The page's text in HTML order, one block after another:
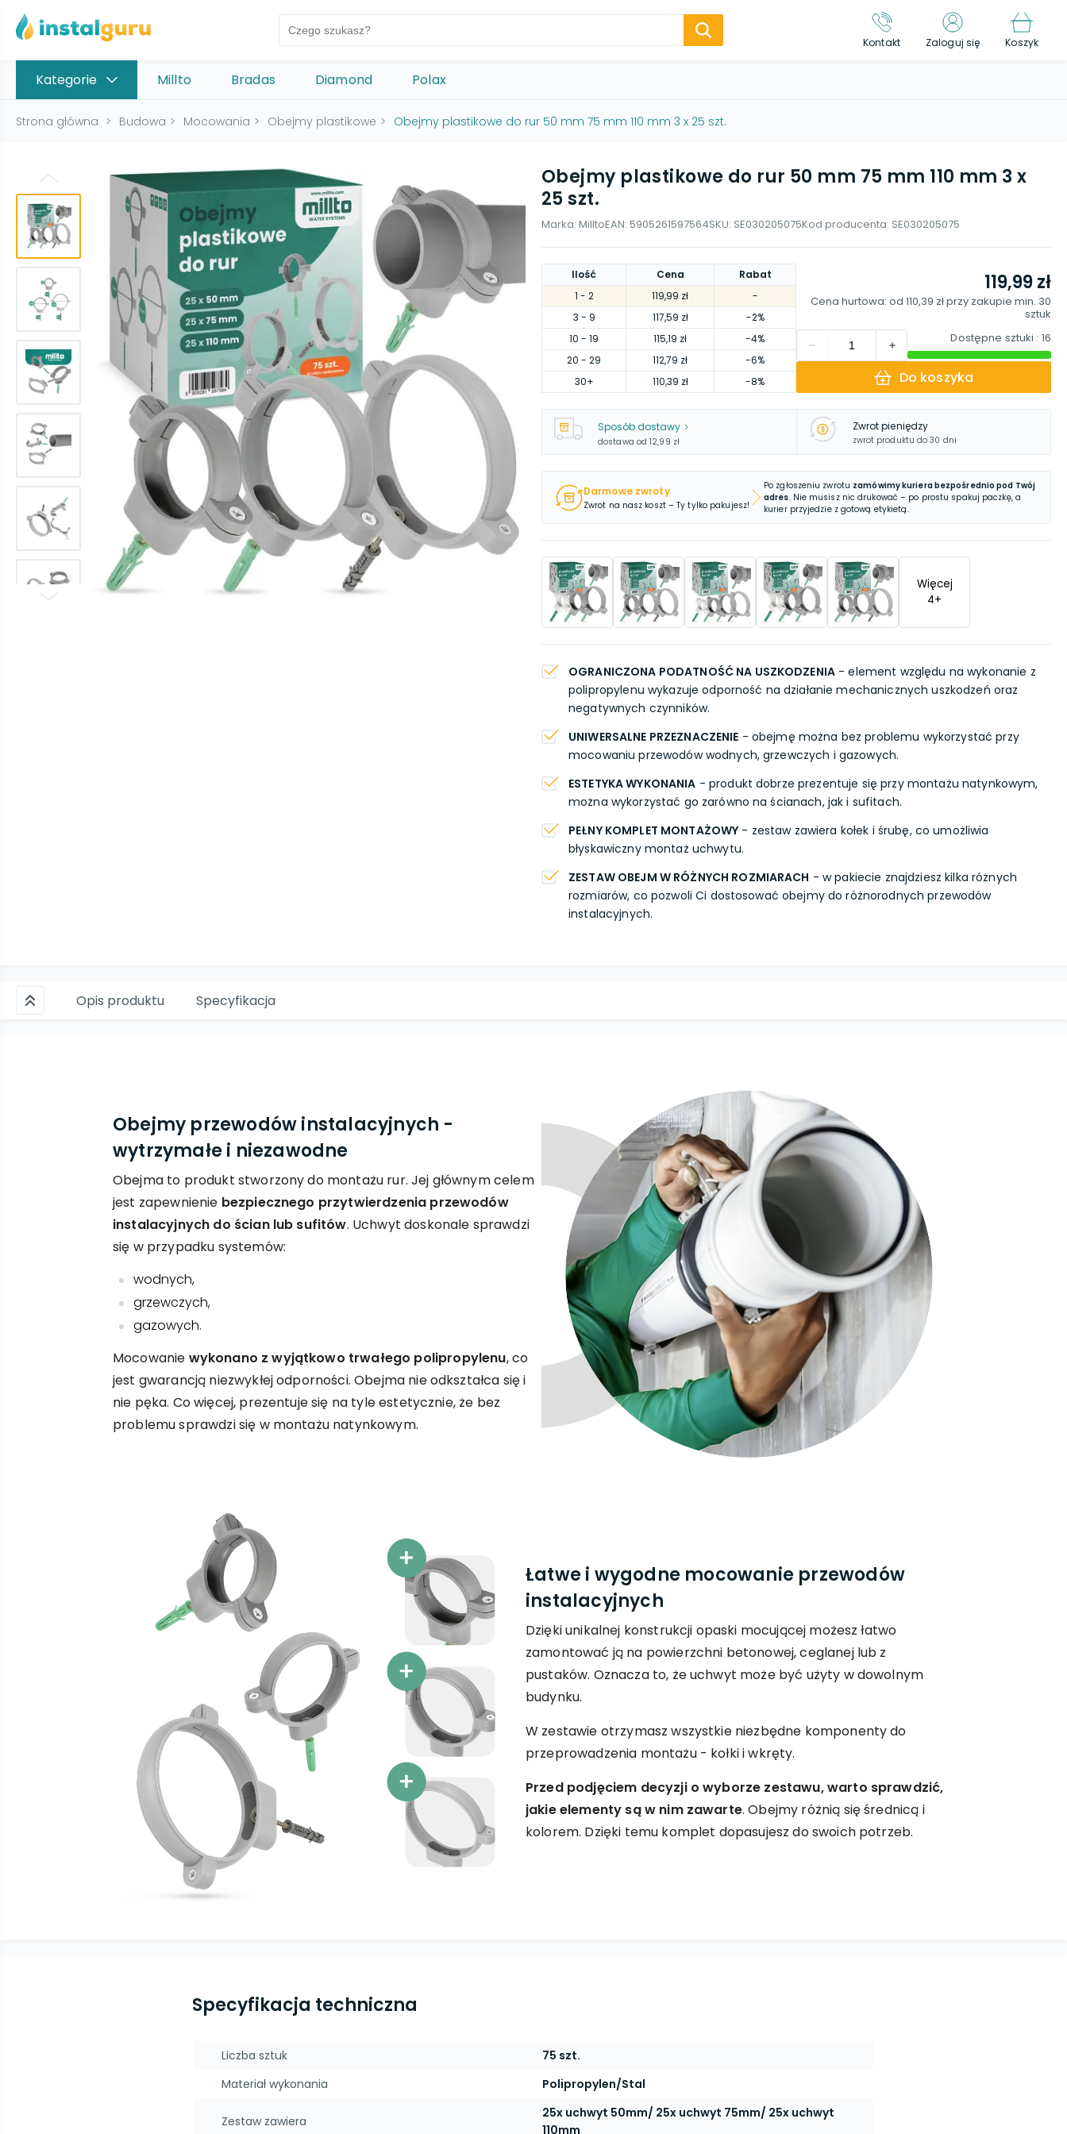
Kontakt Zaloguj się Koszyk
Kategorie Millto Bradas Diamond Polax
Strona główna > Budowa > Mocowania > Obejmy plastikowe > Obejmy plastikowe do rur 50 mm 75 mm 110 mm 3 x 25 szt.
Obejmy plastikowe do rur 50 mm 75 mm 110 mm 3 x
25 szt.
Marka: MilltoEAN: 5905261597564SKU: SE030205075Kod producenta: SE030205075
Ilość Cena
Rabat
1 - 2 119,99 zł
-
3 - 9 117,59 zł
-2%
10 - 19 115,19 zł
-4%
20 - 29 112,79 zł
-6%
30+ 110,39 zł -8%
119,99 zł
Cena hurtowa: od 110,39 złprzy zakupie min. 30
sztuk
Dostępne sztuki : 16
Do koszyka
Sposób dostawy
dostawa od 12,99 zł
Zwrot pieniędzy
zwrot produktu do 30 dni
Darmowe zwroty
Zwrot na nasz koszt – Ty tylko pakujesz!
Po zgłoszeniu zwrotu zamówimy kuriera bezpośrednio pod Twój
adres. Nie musisz nic drukować – po prostu spakuj paczkę, a
kurier przyjedzie z gotową etykietą.
Więcej
4+
OGRANICZONA PODATNOŚĆ NA USZKODZENIA - element względu na wykonanie z
polipropylenu wykazuje odporność na działanie mechanicznych uszkodzeń oraz
negatywnych czynników.
UNIWERSALNE PRZEZNACZENIE - obejmę można bez problemu wykorzystać przy
mocowaniu przewodów wodnych, grzewczych i gazowych.
ESTETYKA WYKONANIA - produkt dobrze prezentuje się przy montażu natynkowym,
można wykorzystać go zarówno na ścianach, jak i sufitach.
PEŁNY KOMPLET MONTAŻOWY - zestaw zawiera kołek i śrubę, co umożliwia
błyskawiczny montaż uchwytu.
ZESTAW OBEJM W RÓŻNYCH ROZMIARACH - w pakiecie znajdziesz kilka różnych
rozmiarów, co pozwoli Ci dostosować obejmy do różnorodnych przewodów
instalacyjnych.
Opis produktu Specyfikacja
Obejmy przewodów instalacyjnych -
wytrzymałe i niezawodne
Obejma to produkt stworzony do montażu rur. Jej głównym celem
jest zapewnienie bezpiecznego przytwierdzenia przewodów
instalacyjnych do ścian lub sufitów. Uchwyt doskonale sprawdzi
się w przypadku systemów:
wodnych,
grzewczych,
gazowych.
Mocowanie wykonano z wyjątkowo trwałego polipropylenu, co
jest gwarancją niezwykłej odporności. Obejma nie odkształca się i
nie pęka. Co więcej, prezentuje się na tyle estetycznie, że bez
problemu sprawdzi się w montażu natynkowym.
Łatwe i wygodne mocowanie przewodów
instalacyjnych
Dzięki unikalnej konstrukcji opaski mocującej możesz łatwo
zamontować ją na powierzchni betonowej, ceglanej lub z
pustaków. Oznacza to, że uchwyt może być użyty w dowolnym
budynku.
W zestawie otrzymasz wszystkie niezbędne komponenty do
przeprowadzenia montażu - kołki i wkręty.
Przed podjęciem decyzji o wyborze zestawu, warto sprawdzić,
jakie elementy są w nim zawarte. Obejmy różnią się średnicą i
kolorem. Dzięki temu komplet dopasujesz do swoich potrzeb.
Specyfikacja techniczna
Liczba sztuk
75 szt.
Materiał wykonania
Polipropylen/Stal
Zestaw zawiera
25x uchwyt 50mm/ 25x uchwyt 75mm/ 25x uchwyt
110mm